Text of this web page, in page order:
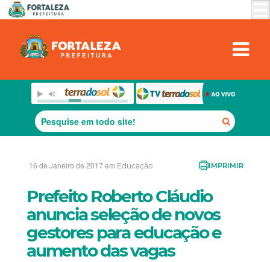
16 de Janeiro de 2017 em Educação IMPRIMIR
Prefeito Roberto Cláudio
anuncia seleção de novos
gestores para educação e
aumento das vagas